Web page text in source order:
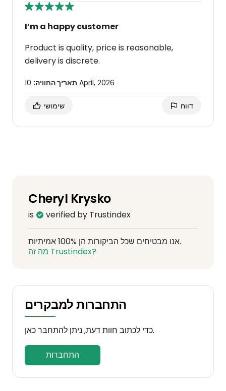
I’m a happy customer
Product is quality, price is reasonable,
delivery is discrete.
תאריך החוויה: 10 April, 2026
שימושי דווח
Cheryl Krysko
is verified by Trustindex
אנו מבטיחים שכל הביקורות הן 100% אמיתיות.
מה זה Trustindex?
התחברות למבקרים
כדי לכתוב חוות דעת, ניתן להתחבר כאן.
התחברות